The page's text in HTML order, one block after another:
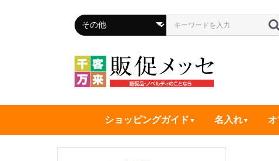
ショッピングガイド 名入れ オ